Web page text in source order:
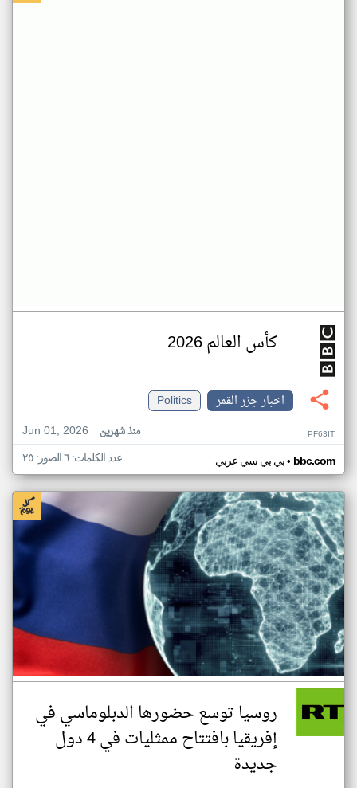
كأس العالم 2026
اخبار جزر القمر
Politics
Jun 01, 2026
منذ شهرين PF63IT
بي بي سي عربي• bbc.com عدد الكلمات: ٦ الصور: ٢٥
روسيا توسع حضورها الدبلوماسي في
إفريقيا بافتتاح ممثليات في 4 دول
جديدة